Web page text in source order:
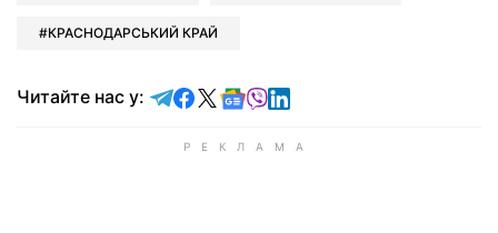
КРАСНОДАРСЬКИЙ КРАЙ
Читайте нас у: Читайте у Telegram
Читайте у Facebook
Читайте у X
Читайте у Google news
Читайте у Viber
Читайте у LinkedIn